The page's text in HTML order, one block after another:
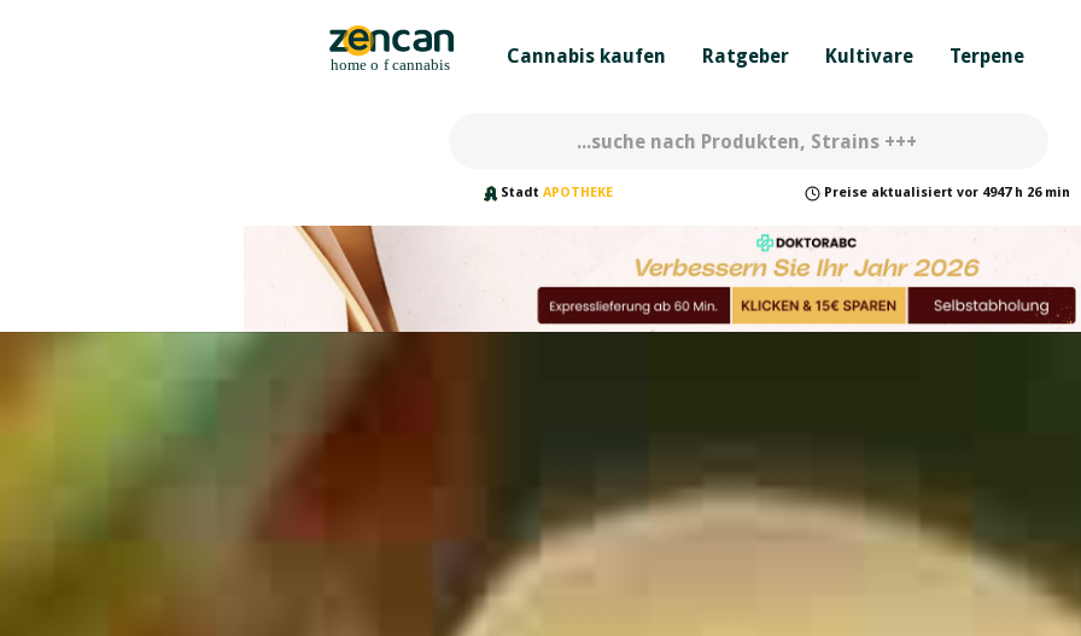
Cannabis kaufen Ratgeber Kultivare Terpene
Stadt APOTHEKE Preise aktualisiert vor 4947 h 26 min